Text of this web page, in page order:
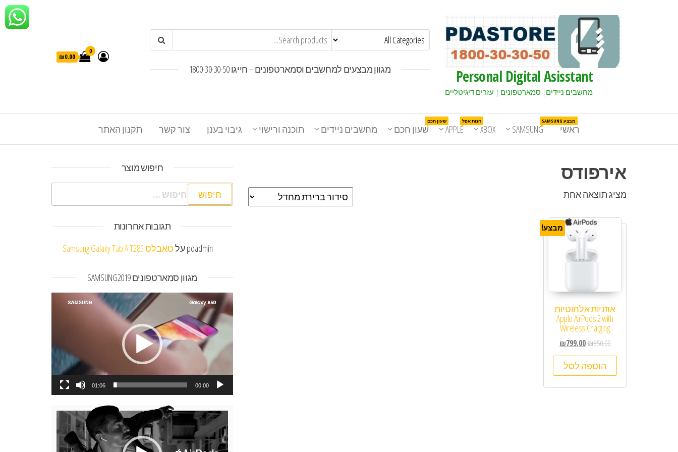
Personal Digital Asisstant
מחשבים ניידים| סמארטפונים | עזרים דיגיטליים
מגוון מבצעים למחשבים וסמארטפונים – חייגו 1800-30-30-50
0
₪0.00
ראשי SAMSUNG
מבצע SAMSUNG
XBOX
APPLE
חנות אפל
שעון חכם
שעון חכם
מחשבים ניידים תוכנה ורישוי גיבוי בענן צור קשר תקנון האתר
אירפודס
מציג תוצאה אחת
מבצע!
אוזניות ‏אלחוטיות
Apple AirPods 2 with
Wireless Charging
₪850.00
₪799.00
הוספה לסל
חיפוש מוצר
חיפוש:
תגובות אחרונות
pdadminעלטאבלט Samsung Galaxy Tab A T285
מגוון סמארטפונים SAMSUNG2019
נגן
וידאו
00:00
01:06
נגן
וידאו